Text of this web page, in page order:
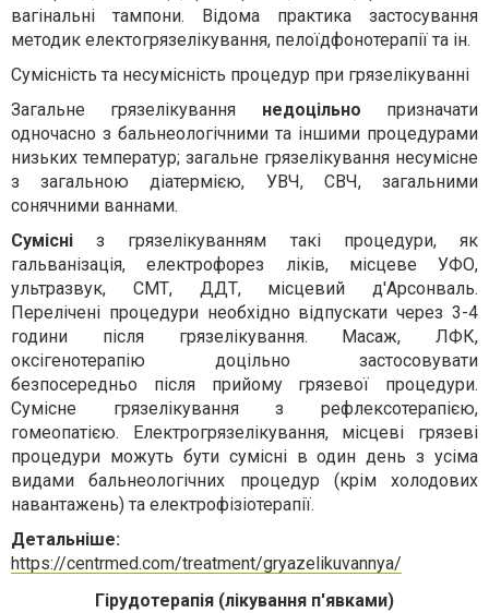
вагінальні тампони. Відома практика застосування
методик електогрязелікування, пелоїдфонотерапії та ін.
Сумісність та несумісність процедур при грязелікуванні
Загальне грязелікування недоцільно призначати
одночасно з бальнеологічними та іншими процедурами
низьких температур; загальне грязелікування несумісне
з загальною діатермією, УВЧ, СВЧ, загальними
сонячними ваннами.
Сумісні з грязелікуванням такі процедури, як
гальванізація, електрофорез ліків, місцеве УФО,
ультразвук, СМТ, ДДТ, місцевий д'Арсонваль.
Перелічені процедури необхідно відпускати через 3-4
години після грязелікування. Масаж, ЛФК,
оксігенотерапію доцільно застосовувати
безпосередньо після прийому грязевої процедури.
Сумісне грязелікування з рефлексотерапією,
гомеопатією. Електрогрязелікування, місцеві грязеві
процедури можуть бути сумісні в один день з усіма
видами бальнеологічних процедур (крім холодових
навантажень) та електрофізіотерапії.
Детальніше:
https://centrmed.com/treatment/gryazelikuvannya/
Гірудотерапія (лікування п'явками)